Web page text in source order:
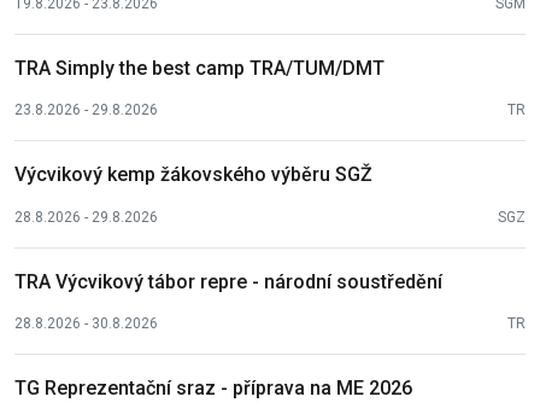
19.8.2026 - 23.8.2026 SGM
TRA Simply the best camp TRA/TUM/DMT
23.8.2026 - 29.8.2026 TR
Výcvikový kemp žákovského výběru SGŽ
28.8.2026 - 29.8.2026 SGZ
TRA Výcvikový tábor repre - národní soustředění
28.8.2026 - 30.8.2026 TR
TG Reprezentační sraz - příprava na ME 2026